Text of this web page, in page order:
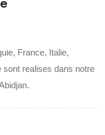
France, Italie,
sont realises dans notre